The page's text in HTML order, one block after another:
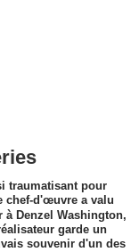
traumatisant pour
chef-d'œuvre a valu
à Denzel Washington,
garde un
souvenir d'un des